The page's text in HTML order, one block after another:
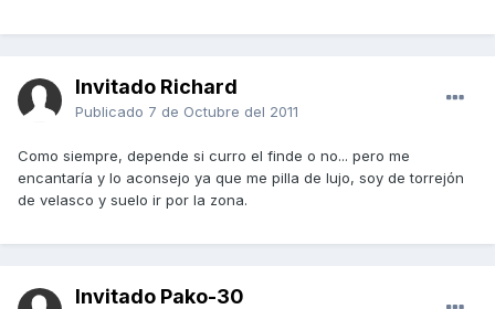
Invitado Richard
Publicado 7 de Octubre del 2011
Como siempre, depende si curro el finde o no... pero me
encantaría y lo aconsejo ya que me pilla de lujo, soy de torrejón
de velasco y suelo ir por la zona.
Invitado Pako-30